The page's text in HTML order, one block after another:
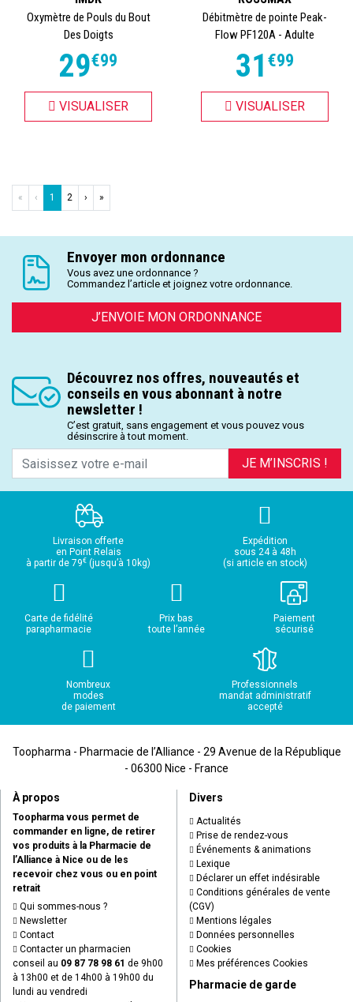
Oxymètre de Pouls du Bout
Des Doigts
29€99
VISUALISER
Débitmètre de pointe Peak-
Flow PF120A - Adulte
31 €99
VISUALISER
« ‹ 1 2 › »
Envoyer mon ordonnance
Vous avez une ordonnance ?
Commandez l’article et joignez votre ordonnance.
J’ENVOIE MON ORDONNANCE
Découvrez nos offres, nouveautés et
conseils en vous abonnant à notre
newsletter !
C’est gratuit, sans engagement et vous pouvez vous
désinscrire à tout moment.
JE M’INSCRIS !
Livraison offerte
en Point Relais
à partir de 79€ (jusqu’à 10kg)
Expédition
sous 24 à 48h
(si article en stock)
Carte de fidélité
parapharmacie
Prix bas
toute l’année
Paiement
sécurisé
Nombreux
modes
de paiement
Professionnels
mandat administratif
accepté
Toopharma - Pharmacie de l’Alliance - 29 Avenue de la République
- 06300 Nice - France
À propos
Toopharma vous permet de
commander en ligne, de retirer
vos produits à la Pharmacie de
l’Alliance à Nice ou de les
recevoir chez vous ou en point
retrait
Qui sommes-nous ?
Newsletter
Contact
Contacter un pharmacien
conseil au 09 87 78 98 61 de 9h00
à 13h00 et de 14h00 à 19h00 du
lundi au vendredi
Divers
Actualités
Prise de rendez-vous
Événements & animations
Lexique
Déclarer un effet indésirable
Conditions générales de vente
(CGV)
Mentions légales
Données personnelles
Cookies
Mes préférences Cookies
Pharmacie de garde